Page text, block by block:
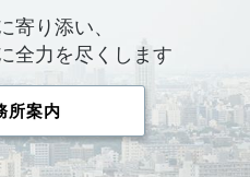
寄り添い、
全力を尽くします
所案内